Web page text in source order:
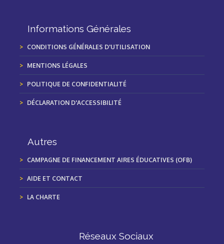
Informations Générales
CONDITIONS GÉNÉRALES D'UTILISATION
MENTIONS LÉGALES
POLITIQUE DE CONFIDENTIALITÉ
DÉCLARATION D'ACCESSIBILITÉ
Autres
CAMPAGNE DE FINANCEMENT AIRES ÉDUCATIVES (OFB)
AIDE ET CONTACT
LA CHARTE
Réseaux Sociaux